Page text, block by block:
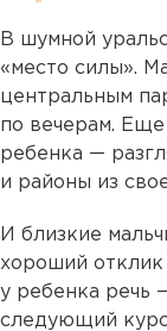
В шумной
«место силы».
центральным
по вечерам.
ребенка —
и районы из
И близкие
хороший отклик
у ребенка речь
следующий курс